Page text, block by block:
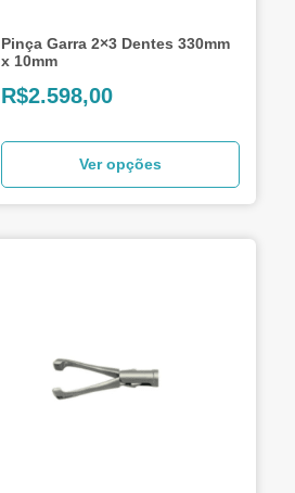
Pinça Garra 2×3 Dentes 330mm
x 10mm
R$2.598,00
Ver opções